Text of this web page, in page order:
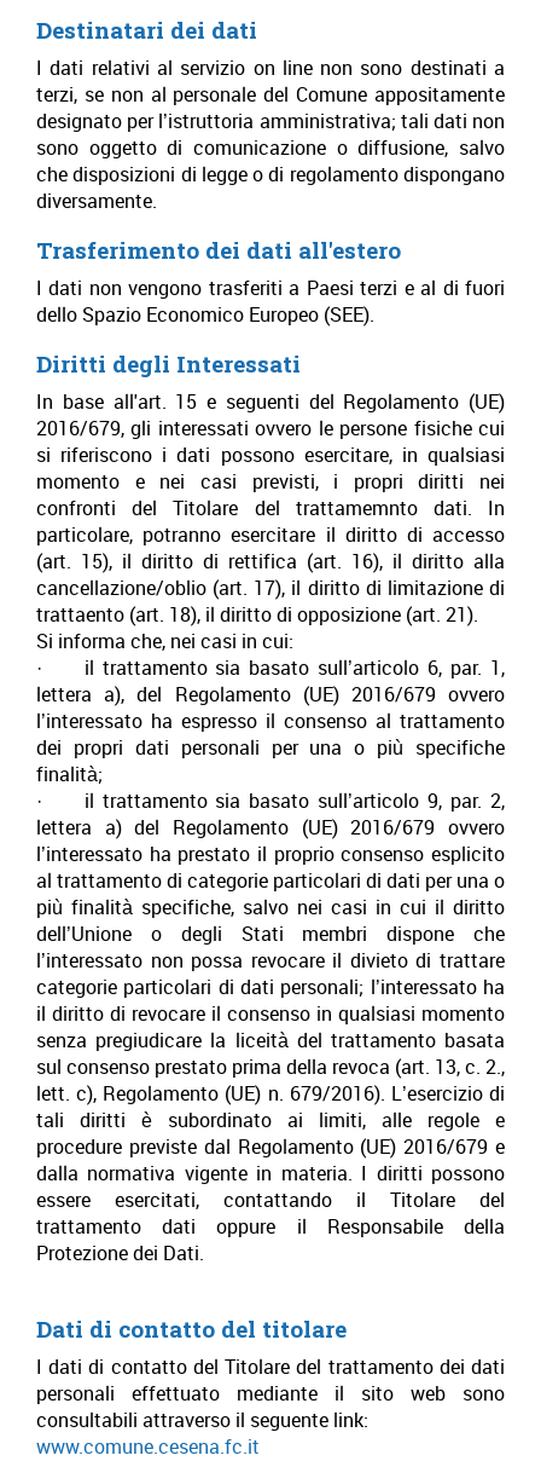
Destinatari dei dati
I dati relativi al servizio on line non sono destinati a
terzi, se non al personale del Comune appositamente
designato per l’istruttoria amministrativa; tali dati non
sono oggetto di comunicazione o diffusione, salvo
che disposizioni di legge o di regolamento dispongano
diversamente.
Trasferimento dei dati all'estero
I dati non vengono trasferiti a Paesi terzi e al di fuori
dello Spazio Economico Europeo (SEE).
Diritti degli Interessati
In base all'art. 15 e seguenti del Regolamento (UE)
2016/679, gli interessati ovvero le persone fisiche cui
si riferiscono i dati possono esercitare, in qualsiasi
momento e nei casi previsti, i propri diritti nei
confronti del Titolare del trattamemnto dati. In
particolare, potranno esercitare il diritto di accesso
(art. 15), il diritto di rettifica (art. 16), il diritto alla
cancellazione/oblio (art. 17), il diritto di limitazione di
trattaento (art. 18), il diritto di opposizione (art. 21).
Si informa che, nei casi in cui:
· il trattamento sia basato sull’articolo 6, par. 1,
lettera a), del Regolamento (UE) 2016/679 ovvero
l’interessato ha espresso il consenso al trattamento
dei propri dati personali per una o più specifiche
finalità;
· il trattamento sia basato sull’articolo 9, par. 2,
lettera a) del Regolamento (UE) 2016/679 ovvero
l’interessato ha prestato il proprio consenso esplicito
al trattamento di categorie particolari di dati per una o
più finalità specifiche, salvo nei casi in cui il diritto
dell’Unione o degli Stati membri dispone che
l’interessato non possa revocare il divieto di trattare
categorie particolari di dati personali; l’interessato ha
il diritto di revocare il consenso in qualsiasi momento
senza pregiudicare la liceità del trattamento basata
sul consenso prestato prima della revoca (art. 13, c. 2.,
lett. c), Regolamento (UE) n. 679/2016). L’esercizio di
tali diritti è subordinato ai limiti, alle regole e
procedure previste dal Regolamento (UE) 2016/679 e
dalla normativa vigente in materia. I diritti possono
essere esercitati, contattando il Titolare del
trattamento dati oppure il Responsabile della
Protezione dei Dati.
Dati di contatto del titolare
I dati di contatto del Titolare del trattamento dei dati
personali effettuato mediante il sito web sono
consultabili attraverso il seguente link:
www.comune.cesena.fc.it